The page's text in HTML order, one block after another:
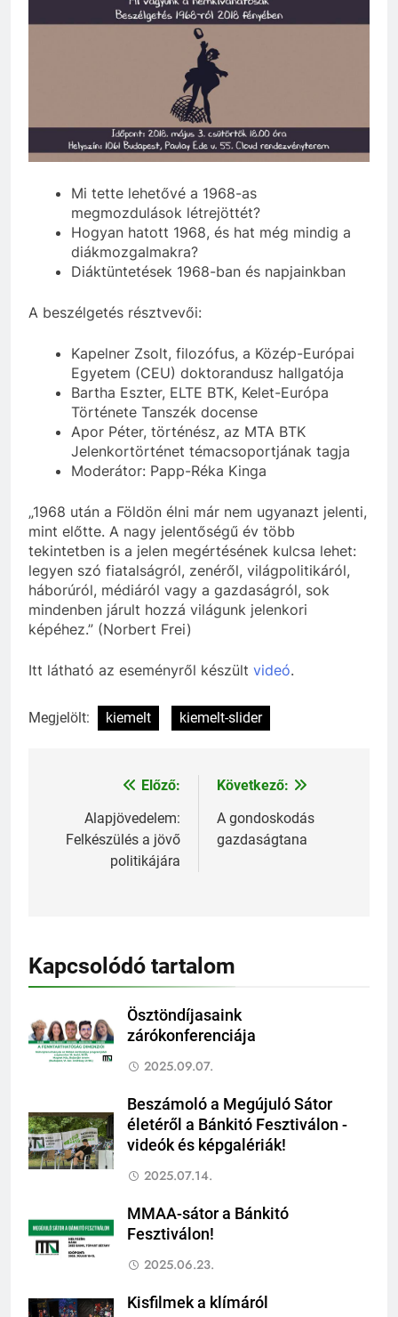
Mi tette lehetővé a 1968-as
megmozdulások létrejöttét?
Hogyan hatott 1968, és hat még mindig a
diákmozgalmakra?
Diáktüntetések 1968-ban és napjainkban
A beszélgetés résztvevői:
Kapelner Zsolt, filozófus, a Közép-Európai
Egyetem (CEU) doktorandusz hallgatója
Bartha Eszter, ELTE BTK, Kelet-Európa
Története Tanszék docense
Apor Péter, történész, az MTA BTK
Jelenkortörténet témacsoportjának tagja
Moderátor: Papp-Réka Kinga
„1968 után a Földön élni már nem ugyanazt jelenti,
mint előtte. A nagy jelentőségű év több
tekintetben is a jelen megértésének kulcsa lehet:
legyen szó fiatalságról, zenéről, világpolitikáról,
háborúról, médiáról vagy a gazdaságról, sok
mindenben járult hozzá világunk jelenkori
képéhez.” (Norbert Frei)
Itt látható az eseményről készült videó.
Megjelölt: kiemelt kiemelt-slider
Bejegyzés
navigáció
Előző:
Alapjövedelem:
Felkészülés a jövő
politikájára
Következő:
A gondoskodás
gazdaságtana
Kapcsolódó tartalom
Ösztöndíjasaink
zárókonferenciája
2025.09.07.
Beszámoló a Megújuló Sátor
életéről a Bánkitó Fesztiválon -
videók és képgalériák!
2025.07.14.
MMAA-sátor a Bánkitó
Fesztiválon!
2025.06.23.
Kisfilmek a klímáról